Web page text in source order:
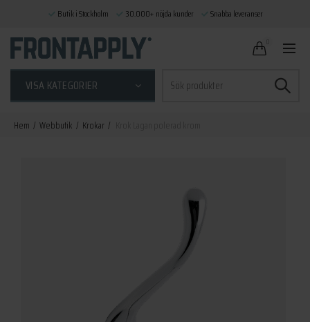
VISA KATEGORIER
efter:
Hem Webbutik Krokar
Butik i Stockholm 30.000+ nöjda kunder Snabba leveranser